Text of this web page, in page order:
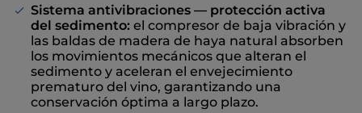
Sistema antivibraciones — protección activa
del sedimento: el compresor de baja vibración y
las baldas de madera de haya natural absorben
los movimientos mecánicos que alteran el
sedimento y aceleran el envejecimiento
prematuro del vino, garantizando una
conservación óptima a largo plazo.